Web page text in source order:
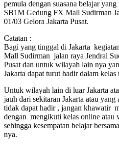
pemula dengan suasana belajar
SB1M Gedung FX Mall Sudirman
01/03 Gelora Jakarta Pusat.
Catatan :
Bagi yang tinggal di Jakarta
Mall Sudirman jalan raya Jendral
Pusat dan untuk wilayah lain nya
Jakarta dapat turut hadir dalam kelas
Untuk wilayah lain di luar Jakarta
jauh dari sekitaran Jakarta atau
tidak dapat hadir , jangan khawatir
dengan mengikuti kelas online atau
sehingga kesempatan belajar
nya.